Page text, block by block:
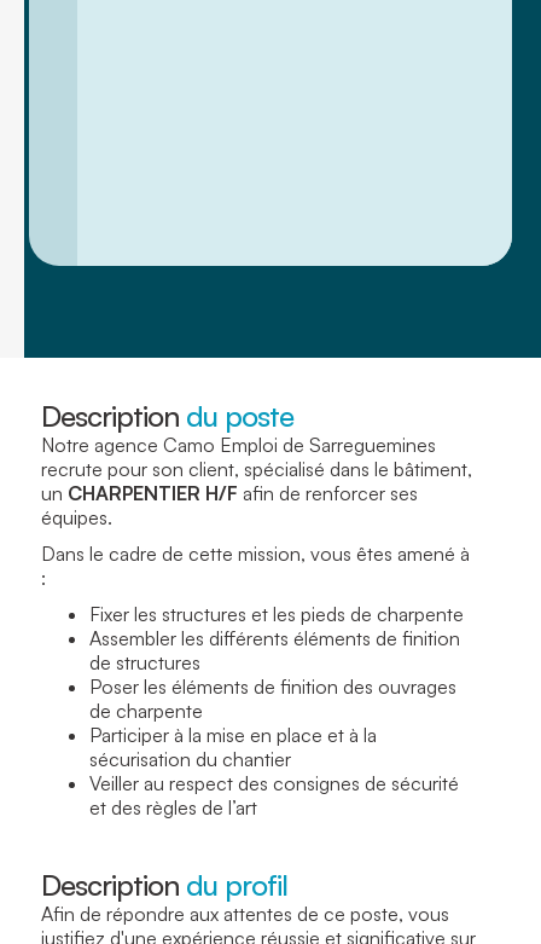
Description du poste
Notre agence Camo Emploi de Sarreguemines
recrute pour son client, spécialisé dans le bâtiment,
un CHARPENTIER H/F afin de renforcer ses
équipes.
Dans le cadre de cette mission, vous êtes amené à
:
Fixer les structures et les pieds de charpente
Assembler les différents éléments de finition
de structures
Poser les éléments de finition des ouvrages
de charpente
Participer à la mise en place et à la
sécurisation du chantier
Veiller au respect des consignes de sécurité
et des règles de l’art
Description du profil
Afin de répondre aux attentes de ce poste, vous
justifiez d'une expérience réussie et significative sur